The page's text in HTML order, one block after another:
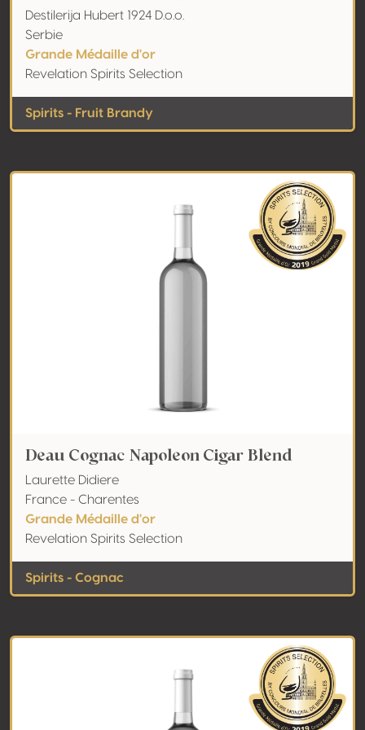
Destilerija Hubert 1924 D.o.o.
Serbie
Grande Médaille d'or
Revelation Spirits Selection
Spirits - Fruit Brandy
Deau Cognac Napoleon Cigar Blend
Laurette Didiere
France - Charentes
Grande Médaille d'or
Revelation Spirits Selection
Spirits - Cognac